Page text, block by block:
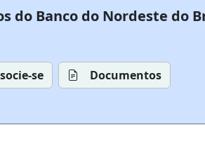
do Banco do Nordeste do
se
Documentos